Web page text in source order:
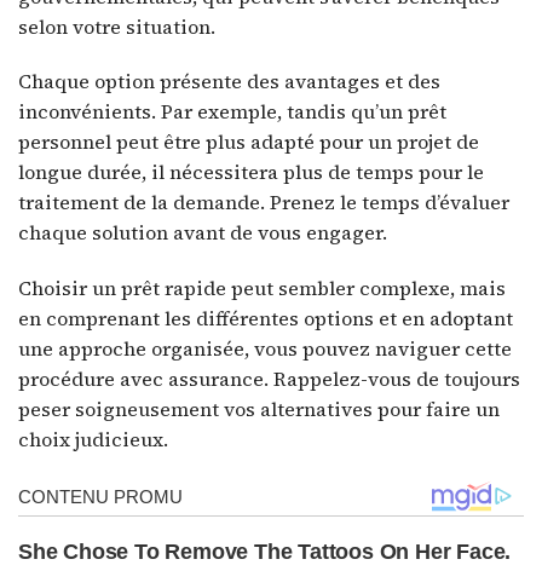
selon votre situation.
Chaque option présente des avantages et des
inconvénients. Par exemple, tandis qu’un prêt
personnel peut être plus adapté pour un projet de
longue durée, il nécessitera plus de temps pour le
traitement de la demande. Prenez le temps d’évaluer
chaque solution avant de vous engager.
Choisir un prêt rapide peut sembler complexe, mais
en comprenant les différentes options et en adoptant
une approche organisée, vous pouvez naviguer cette
procédure avec assurance. Rappelez-vous de toujours
peser soigneusement vos alternatives pour faire un
choix judicieux.